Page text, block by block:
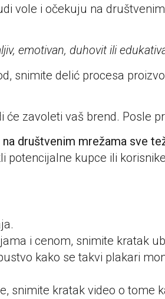
vole i očekuju na društvenim
emotivan, duhovit ili
snimite delić procesa
zavoleti vaš brend. Posle
na društvenim mrežama sve
potencijalne kupce ili
i cenom, snimite kratak
kako se takvi plakari
snimite kratak video o tome